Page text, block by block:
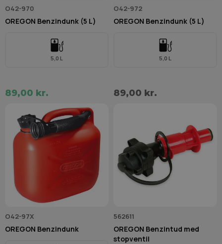
O42-970
OREGON Benzindunk (5 L)
5,0 L
89,00 kr.
O42-972
OREGON Benzindunk (5 L)
5,0 L
89,00 kr.
O42-97X
OREGON Benzindunk
562611
OREGON Benzintud med
stopventil